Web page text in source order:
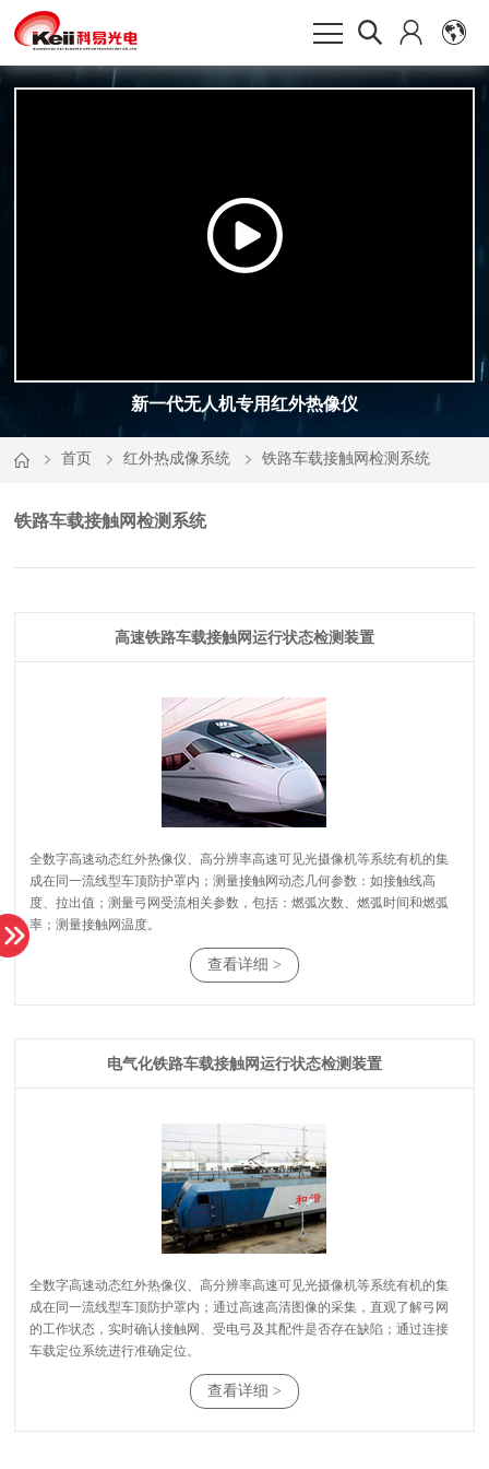
新一代无人机专用红外热像仪
首页 红外热成像系统 铁路车载接触网检测系统
铁路车载接触网检测系统
高速铁路车载接触网运行状态检测装置
率；测量接触网温度。
查看详细 >
电气化铁路车载接触网运行状态检测装置
车载定位系统进行准确定位。
查看详细 >